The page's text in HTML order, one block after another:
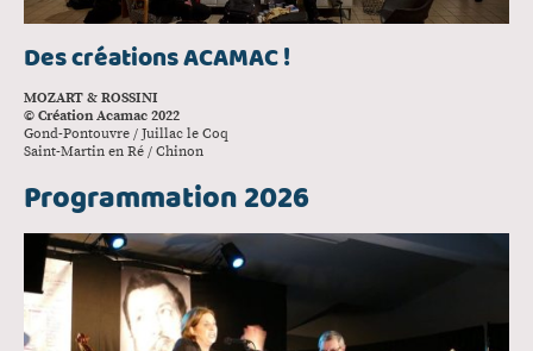
Des créations ACAMAC !
MOZART & ROSSINI
© Création Acamac 2022
Gond-Pontouvre / Juillac le Coq
Saint-Martin en Ré / Chinon
Programmation 2026